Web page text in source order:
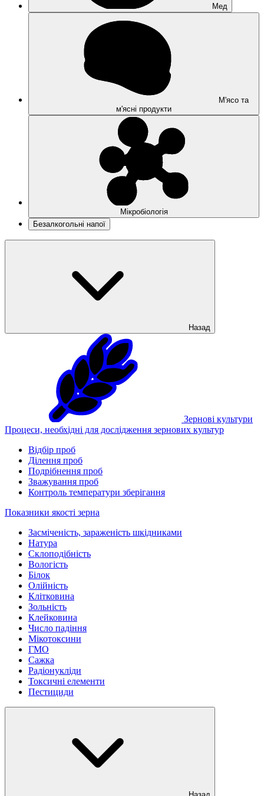
Мед
М'ясо та
м'ясні продукти
Мікробіологія
Безалкогольні напої
Назад
Зернові культури
Процеси, необхідні для дослідження зернових культур
Відбір проб
Ділення проб
Подрібнення проб
Зважування проб
Контроль температури зберігання
Показники якості зерна
Засміченість, зараженість шкідниками
Натура
Склоподібність
Вологість
Білок
Олійність
Клітковина
Зольність
Клейковина
Число падіння
Мікотоксини
ГМО
Сажка
Радіонукліди
Токсичні елементи
Пестициди